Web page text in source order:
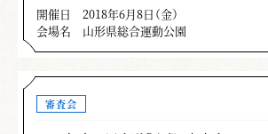
「七本目三方切」
右の敵を切るとき体が正面に
切っている。左の敵、前の敵を
開催日
2018年6月8日（金）
会場名
山形県総合運動公園
審査会